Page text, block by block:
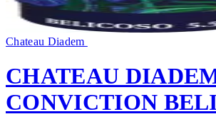
Chateau Diadem
CHATEAU
CONVICTION